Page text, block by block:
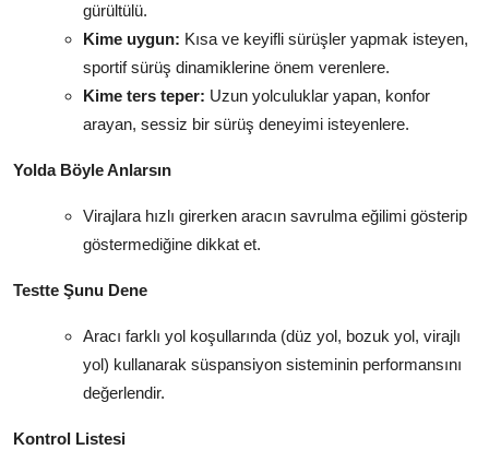
gürültülü.
Kime uygun: Kısa ve keyifli sürüşler yapmak isteyen,
sportif sürüş dinamiklerine önem verenlere.
Kime ters teper: Uzun yolculuklar yapan, konfor
arayan, sessiz bir sürüş deneyimi isteyenlere.
Yolda Böyle Anlarsın
Virajlara hızlı girerken aracın savrulma eğilimi gösterip
göstermediğine dikkat et.
Testte Şunu Dene
Aracı farklı yol koşullarında (düz yol, bozuk yol, virajlı
yol) kullanarak süspansiyon sisteminin performansını
değerlendir.
Kontrol Listesi